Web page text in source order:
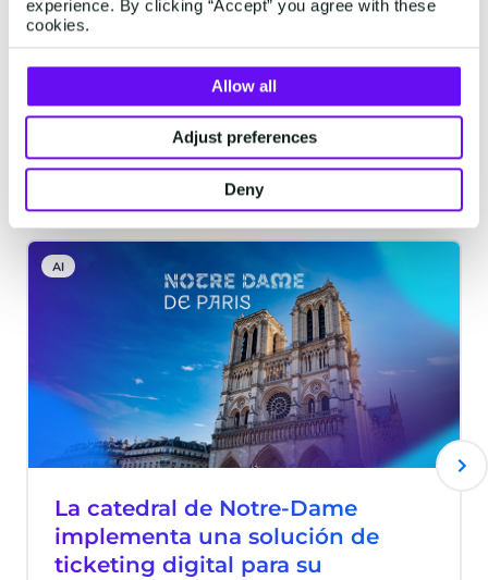
experience. By clicking “Accept” you agree with these
cookies.
Allow all
Adjust preferences
Deny
Artículos relacionados
AI
La catedral de Notre-Dame
implementa una solución de
ticketing digital para su